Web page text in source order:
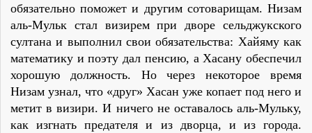
обязательно поможет и другим сотоварищам. Низам
аль-Мульк стал визирем при дворе сельджукского
султана и выполнил свои обязательства: Хайяму как
математику и поэту дал пенсию, а Хасану обеспечил
хорошую должность. Но через некоторое время
Низам узнал, что «друг» Хасан уже копает под него и
метит в визири. И ничего не оставалось аль-Мульку,
как изгнать предателя и из дворца, и из города.